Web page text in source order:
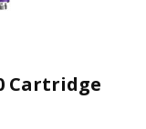
Cartridge